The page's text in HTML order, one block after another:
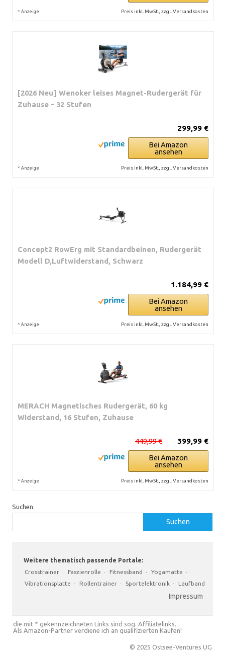
* Anzeige Preis inkl. MwSt., zzgl. Versandkosten
[2026 Neu] Wenoker leises Magnet-Rudergerät für
Zuhause – 32 Stufen
299,99 €
Bei Amazon
ansehen
* Anzeige Preis inkl. MwSt., zzgl. Versandkosten
Concept2 RowErg mit Standardbeinen, Rudergerät
Modell D,Luftwiderstand, Schwarz
1.184,99 €
Bei Amazon
ansehen
* Anzeige Preis inkl. MwSt., zzgl. Versandkosten
MERACH Magnetisches Rudergerät, 60 kg
Widerstand, 16 Stufen, Zuhause
399,99 €
449,99 €
Bei Amazon
ansehen
* Anzeige Preis inkl. MwSt., zzgl. Versandkosten
Suchen
Suchen
Weitere thematisch passende Portale:
Crosstrainer · Faszienrolle · Fitnessband · Yogamatte ·
Vibrationsplatte · Rollentrainer · Sportelektronik · Laufband
Impressum
die mit * gekennzeichneten Links sind sog. Affiliatelinks.
Als Amazon-Partner verdiene ich an qualifizierten Käufen!
© 2025 Ostsee-Ventures UG